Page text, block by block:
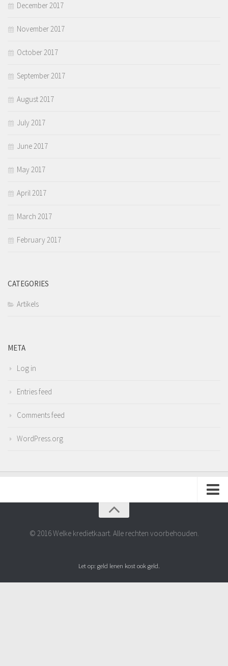
December 2017
November 2017
October 2017
September 2017
August 2017
July 2017
June 2017
May 2017
April 2017
March 2017
February 2017
CATEGORIES
Artikels
META
Log in
Entries feed
Comments feed
WordPress.org
Contact© 2016 Welke kredietkaart. Alle rechten voorbehouden.
Let op: geld lenen kost ook geld.